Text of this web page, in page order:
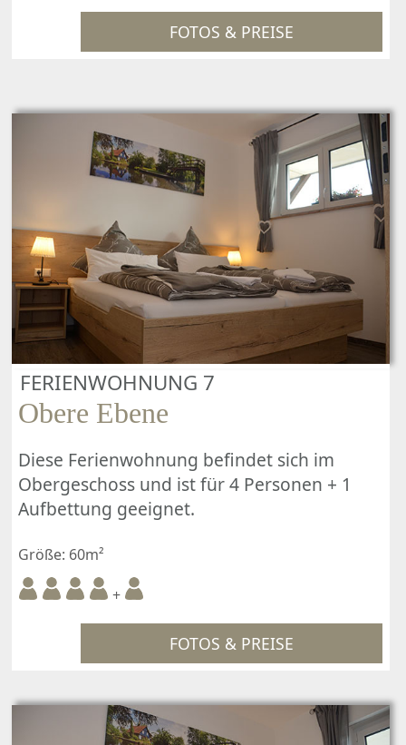
FOTOS & PREISE
FERIENWOHNUNG 7
Obere Ebene
Diese Ferienwohnung befindet sich im
Obergeschoss und ist für 4 Personen + 1
Aufbettung geeignet.
Größe: 60m²
+
FOTOS & PREISE